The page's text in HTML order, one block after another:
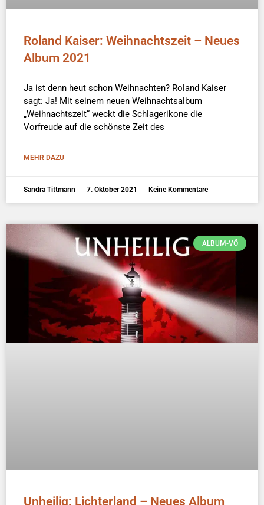
Roland Kaiser: Weihnachtszeit – Neues
Album 2021
Ja ist denn heut schon Weihnachten? Roland Kaiser
sagt: Ja! Mit seinem neuen Weihnachtsalbum
„Weihnachtszeit“ weckt die Schlagerikone die
Vorfreude auf die schönste Zeit des
MEHR DAZU
Sandra Tittmann 7. Oktober 2021 Keine Kommentare
ALBUM-VÖ
Unheilig: Lichterland – Neues Album